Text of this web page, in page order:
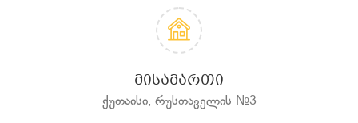
ᲛᲘᲡᲐᲛᲐᲠᲗᲘ
ქუთაისი, რუსთაველის №3